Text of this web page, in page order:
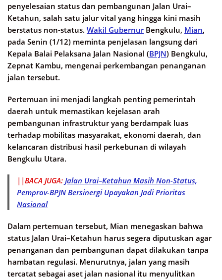
penyelesaian status dan pembangunan Jalan Urai–
Ketahun, salah satu jalur vital yang hingga kini masih
berstatus non-status. Wakil GubernurBengkulu, Mian,
pada Senin (1/12) meminta penjelasan langsung dari
Kepala Balai Pelaksana Jalan Nasional (BPJN) Bengkulu,
Zepnat Kambu, mengenai perkembangan penanganan
jalan tersebut.
Pertemuan ini menjadi langkah penting pemerintah
daerah untuk memastikan kejelasan arah
pembangunan infrastruktur yang berdampak luas
terhadap mobilitas masyarakat, ekonomi daerah, dan
kelancaran distribusi hasil perkebunan di wilayah
Bengkulu Utara.
||BACA JUGA: Jalan Urai–Ketahun Masih Non-Status,
Pemprov-BPJN Bersinergi Upayakan Jadi Prioritas
Nasional
Dalam pertemuan tersebut, Mian menegaskan bahwa
status Jalan Urai–Ketahun harus segera diputuskan agar
penanganan dan pembangunan dapat dilakukan tanpa
hambatan regulasi. Menurutnya, jalan yang masih
tercatat sebagai aset jalan nasional itu menyulitkan